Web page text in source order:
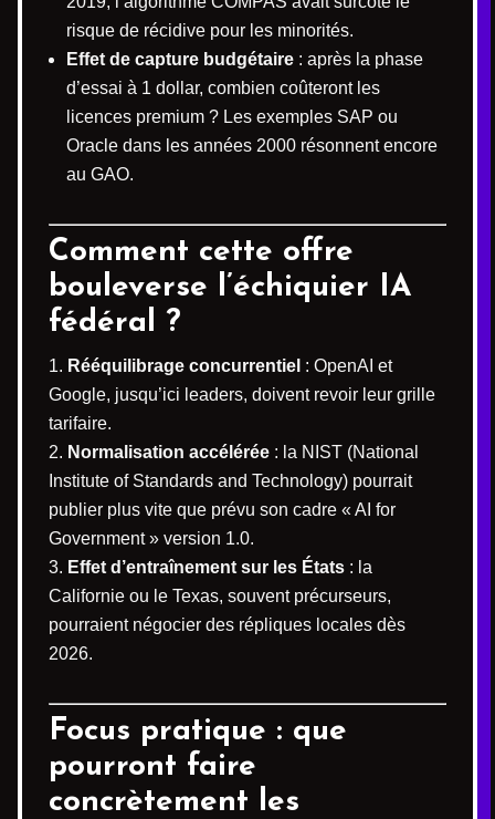
risque de récidive pour les minorités.
Effet de capture budgétaire : après la phase
d’essai à 1 dollar, combien coûteront les
licences premium ? Les exemples SAP ou
Oracle dans les années 2000 résonnent encore
au GAO.
Comment cette offre
bouleverse l’échiquier IA
fédéral ?
Rééquilibrage concurrentiel : OpenAI et
Google, jusqu’ici leaders, doivent revoir leur grille
tarifaire.
Normalisation accélérée : la NIST (National
Institute of Standards and Technology) pourrait
publier plus vite que prévu son cadre « AI for
Government » version 1.0.
Effet d’entraînement sur les États : la
Californie ou le Texas, souvent précurseurs,
pourraient négocier des répliques locales dès
2026.
Focus pratique : que
pourront faire
concrètement les